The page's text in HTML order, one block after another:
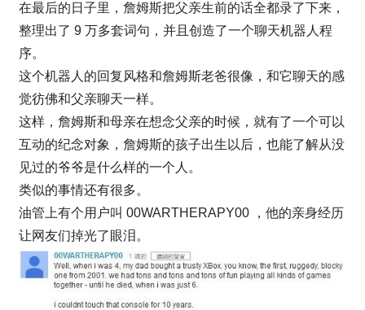
在最后的日子里，詹姆斯把父亲生前的话全都录了下来，
整理出了 9 万多套词句，并且创造了一个聊天机器人程
序。
这个机器人的回复风格和詹姆斯老爸很像，和它聊天的感
觉彷佛和父亲聊天一样。
这样，詹姆斯和母亲在想念父亲的时候，就有了一个可以
互动的纪念对象，詹姆斯的孩子出生以后，也能了解从没
见过的爷爷是什么样的一个人。
类似的事情还有很多。
油管上有个用户叫 00WARTHERAPY00 ，他的亲身经历
让网友们掉光了眼泪。